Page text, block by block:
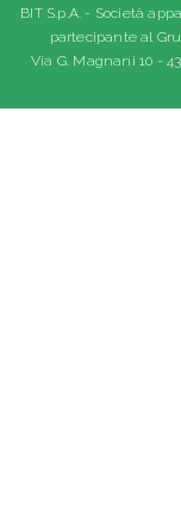
BIT S.p.A. - Società
partecipante al
Via G. Magnani 10 -